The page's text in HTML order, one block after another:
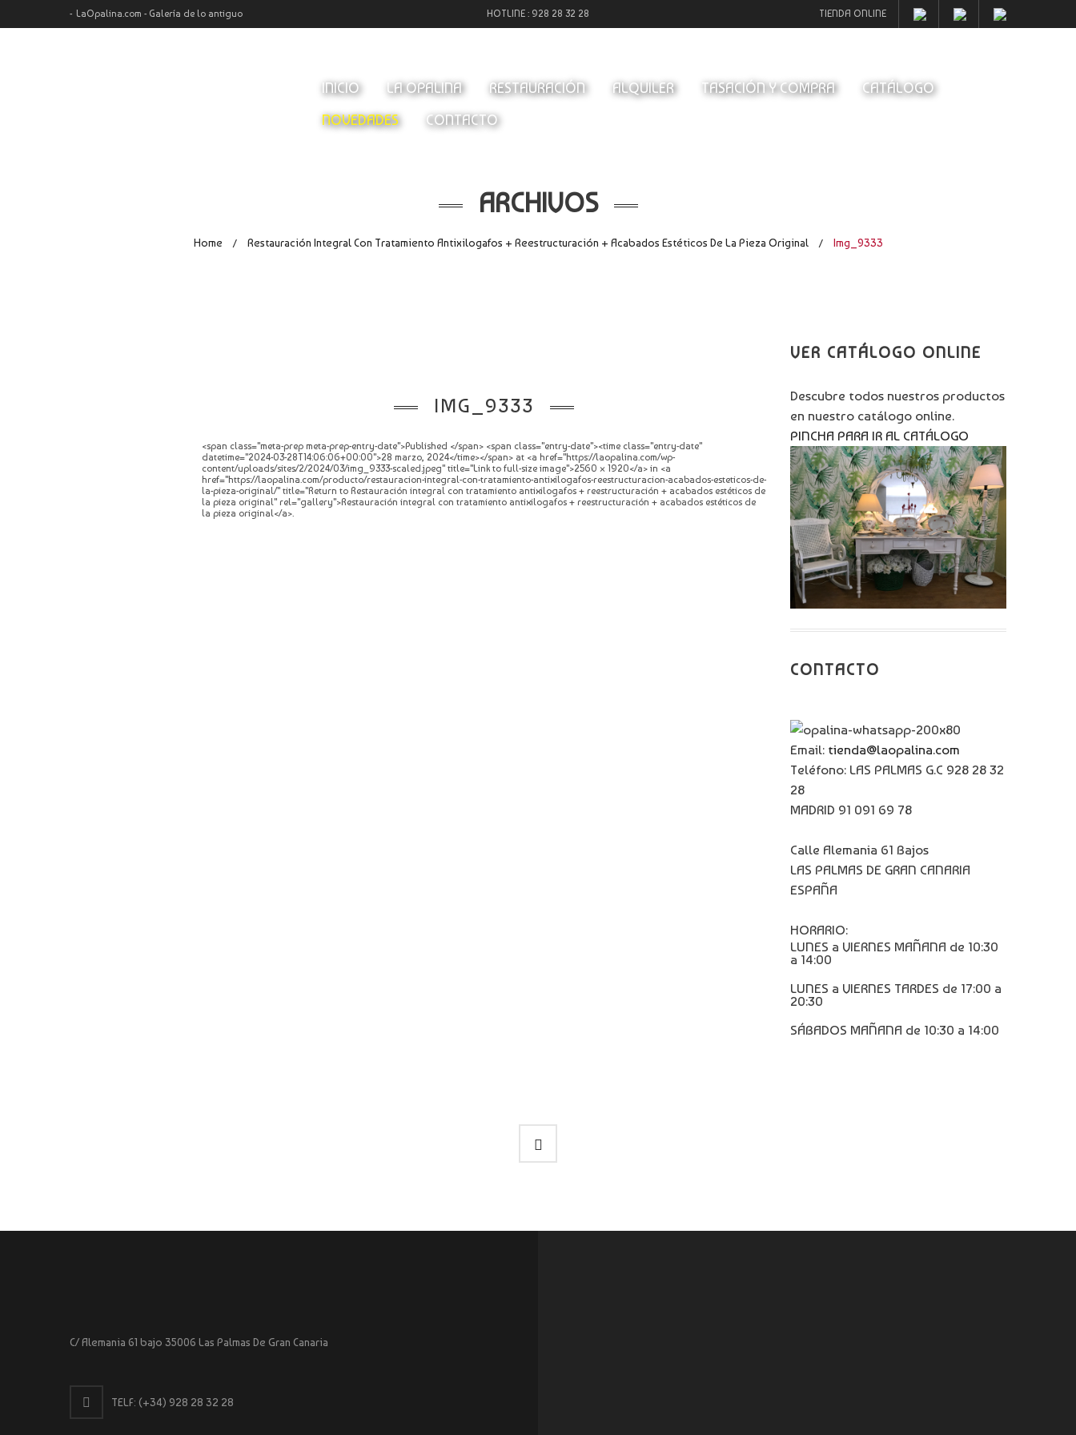
LaOpalina.com - Galería de lo antiguo HOTLINE : 928 28 32 28 TIENDA ONLINE
INICIO LA OPALINA RESTAURACIÓN ALQUILER TASACIÓN Y COMPRA
CATÁLOGO
NOVEDADES
CONTACTO
ARCHIVOS
Home / Restauración Integral Con Tratamiento Antixilogafos + Reestructuración + Acabados Estéticos De La Pieza Original / Img_9333
IMG_9333
<span class="meta-prep meta-prep-entry-date">Published </span> <span class="entry-date"><time class="entry-date"
datetime="2024-03-28T14:06:06+00:00">28 marzo, 2024</time></span> at <a href="https://laopalina.com/wp-
content/uploads/sites/2/2024/03/img_9333-scaled.jpeg" title="Link to full-size image">2560 × 1920</a> in <a
href="https://laopalina.com/producto/restauracion-integral-con-tratamiento-antixilogafos-reestructuracion-acabados-esteticos-de-
la-pieza-original/" title="Return to Restauración integral con tratamiento antixilogafos + reestructuración + acabados estéticos de
la pieza original" rel="gallery">Restauración integral con tratamiento antixilogafos + reestructuración + acabados estéticos de
la pieza original</a>.
VER CATÁLOGO ONLINE
Descubre todos nuestros productos
en nuestro catálogo online.
PINCHA PARA IR AL CATÁLOGO
CONTACTO
Email: tienda@laopalina.com
Teléfono: LAS PALMAS G.C 928 28 32
28
MADRID 91 091 69 78
Calle Alemania 61 Bajos
LAS PALMAS DE GRAN CANARIA
ESPAÑA
HORARIO:
LUNES a VIERNES MAÑANA de 10:30
a 14:00
LUNES a VIERNES TARDES de 17:00 a
20:30
SÁBADOS MAÑANA de 10:30 a 14:00
C/ Alemania 61 bajo 35006 Las Palmas De Gran Canaria
TELF: (+34) 928 28 32 28